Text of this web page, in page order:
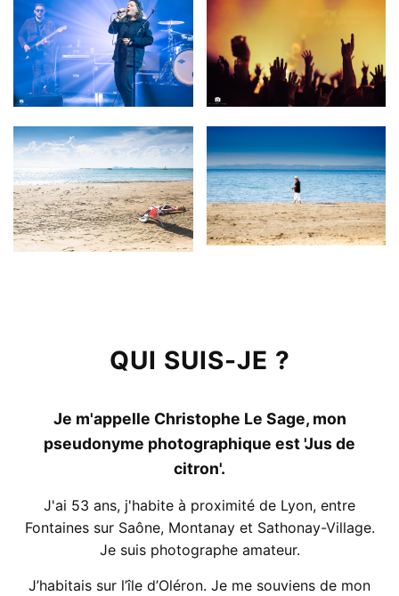
QUI SUIS-JE ?
Je m'appelle Christophe Le Sage, mon
pseudonyme photographique est 'Jus de
citron'.
J'ai 53 ans, j'habite à proximité de Lyon, entre
Fontaines sur Saône, Montanay et Sathonay-Village.
Je suis photographe amateur.
J’habitais sur l’île d’Oléron. Je me souviens de mon